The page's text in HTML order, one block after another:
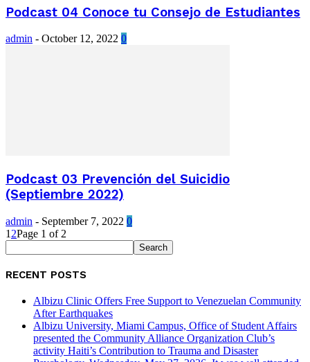
Podcast 04 Conoce tu Consejo de Estudiantes
admin - October 12, 2022 0
Podcast 03 Prevención del Suicidio
(Septiembre 2022)
admin - September 7, 2022 0
1 2Page 1 of 2
RECENT POSTS
Albizu Clinic Offers Free Support to Venezuelan Community
After Earthquakes
Albizu University, Miami Campus, Office of Student Affairs
presented the Community Alliance Organization Club’s
activity Haiti’s Contribution to Trauma and Disaster